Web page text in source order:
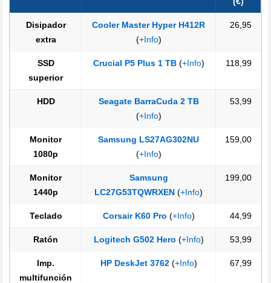
Disipador
extra
Cooler Master Hyper H412R
(+Info)
26,95
SSD
superior
Crucial P5 Plus 1 TB(+Info) 118,99
HDD
Seagate BarraCuda 2 TB
(+Info)
53,99
Monitor
1080p
Samsung LS27AG302NU
(+Info)
159,00
Monitor
1440p
Samsung
LC27G53TQWRXEN (+Info)
199,00
Teclado Corsair K60 Pro (+Info) 44,99
Ratón Logitech G502 Hero (+Info) 53,99
Imp.
multifunción
HP DeskJet 3762(+Info) 67,99